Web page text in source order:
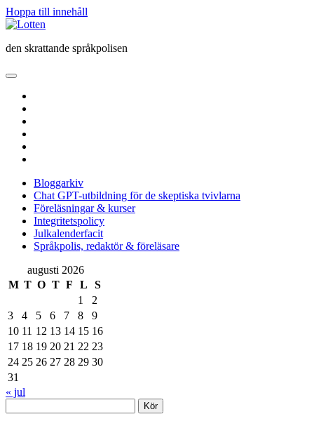
Hoppa till innehåll
Lotten
den skrattande språkpolisen
öppna
meny
Bloggarkiv
Chat GPT-utbildning för de skeptiska tvivlarna
Föreläsningar & kurser
Integritetspolicy
Julkalenderfacit
Språkpolis, redaktör & föreläsare
Sidopanel
augusti 2026
M T O T F L
S
1
2
3
4 5 6 7 8
9
10 11 12 13 14 15 16
17 18 19 20 21 22 23
24 25 26 27 28 29 30
31
« jul